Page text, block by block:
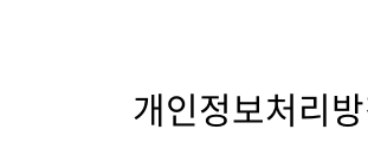
개인정보처리